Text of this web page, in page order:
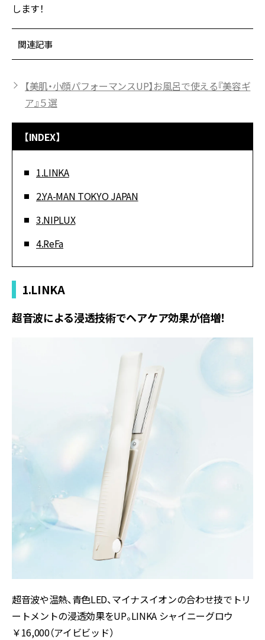
します！
関連記事
【美肌・小顔パフォーマンスUP】お風呂で使える『美容ギ
ア』５選
【INDEX】
1.LINKA
2.YA-MAN TOKYO JAPAN
3.NIPLUX
4.ReFa
1.LINKA
超音波による浸透技術でヘアケア効果が倍増！
超音波や温熱、青色LED、マイナスイオンの合わせ技でトリ
ートメントの浸透効果をUP。LINKA シャイニーグロウ
￥16,000（アイビビッド）